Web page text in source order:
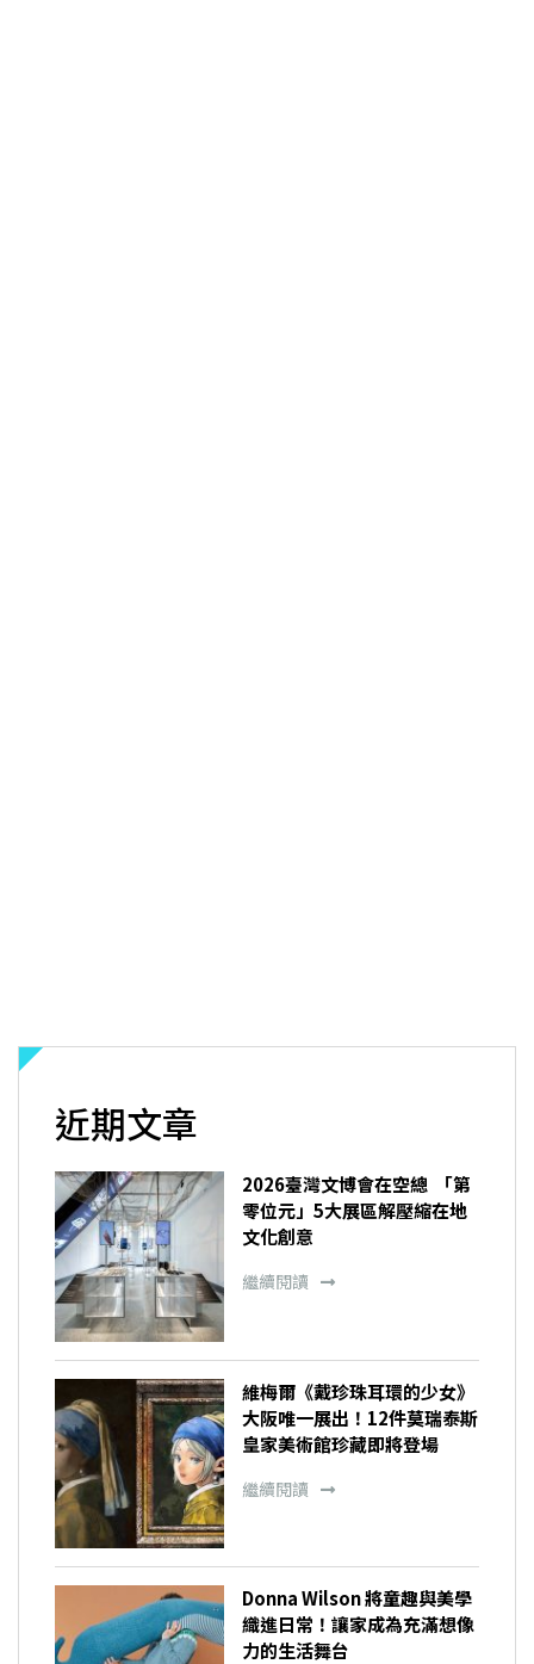
近期文章
2026臺灣文博會在空總 「第
零位元」5大展區解壓縮在地
文化創意
繼續閱讀
維梅爾《戴珍珠耳環的少女》
大阪唯一展出！12件莫瑞泰斯
皇家美術館珍藏即將登場
繼續閱讀
Donna Wilson 將童趣與美學
織進日常！讓家成為充滿想像
力的生活舞台